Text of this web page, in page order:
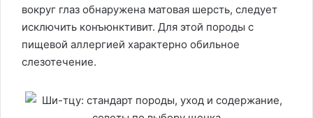
вокруг глаз обнаружена матовая шерсть, следует
исключить конъюнктивит. Для этой породы с
пищевой аллергией характерно обильное
слезотечение.